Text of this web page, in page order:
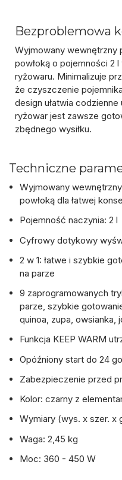
Bezproblemowa
Wyjmowany wewnętrzny
powłoką o pojemności 2 l
ryżowaru. Minimalizuje
że czyszczenie
design ułatwia
ryżowar jest zawsze
zbędnego wysiłku.
Techniczne
Wyjmowany
powłoką dla łatwej
Pojemność naczynia: 2 l
Cyfrowy dotykowy
2 w 1: łatwe i szybkie
na parze
9 zaprogramowanych
parze, szybkie
quinoa, zupa, owsianka,
Funkcja KEEP WARM
Opóźniony start do 24
Zabezpieczenie przed
Kolor: czarny z
Wymiary (wys. x szer. x
Waga: 2,45 kg
Moc: 360 - 450 W